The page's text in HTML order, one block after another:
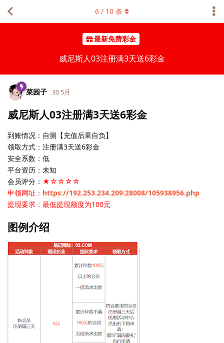
最新免费彩金
威尼斯人03注册满3天送6彩金
6 / 10 条
菜园子 30 5月
威尼斯人03注册满3天送6彩金
到账情况：自测【充值后果自负】
领取方式：注册满3天送6彩金
安全系数：低
平台资历：未知
会员评分： ★☆☆☆☆
申领网址： https://192.253.234.209:28008/105938956.php
提现要求：最低提现额度为100元
图例介绍